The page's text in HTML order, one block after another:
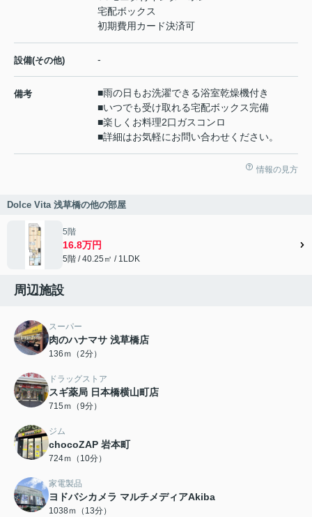
宅配ボックス
初期費用カード決済可
設備(その他) -
備考
■雨の日もお洗濯できる浴室乾燥機付き
■いつでも受け取れる宅配ボックス完備
■楽しくお料理2口ガスコンロ
■詳細はお気軽にお問い合わせください。
情報の見方
Dolce Vita 浅草橋の他の部屋
5階
16.8万円
5階 / 40.25㎡ / 1LDK
周辺施設
スーパー
肉のハナマサ 浅草橋店
136ｍ（2分）
ドラッグストア
スギ薬局 日本橋横山町店
715ｍ（9分）
ジム
chocoZAP 岩本町
724ｍ（10分）
家電製品
ヨドバシカメラ マルチメディアAkiba
1038ｍ（13分）